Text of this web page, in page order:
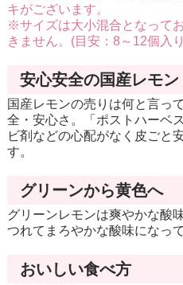
キがございます。
※サイズは大小混合となって
きません。(目安：8～12個入
安心安全の国産レモン
国産レモンの売りは何と言っ
全・安心さ。「ポストハーベ
ビ剤などの心配がなく皮ごと
す。
グリーンから黄色へ
グリーンレモンは爽やかな酸
つれてまろやかな酸味になっ
おいしい食べ方